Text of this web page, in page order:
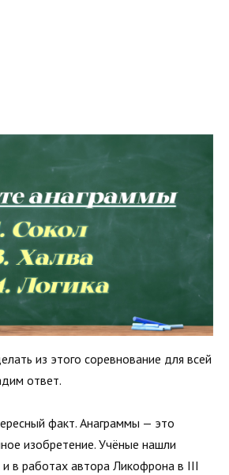
из этого соревнование для всей
ответ.
факт. Анаграммы — это
изобретение. Учёные нашли
и в работах автора Ликофрона в III